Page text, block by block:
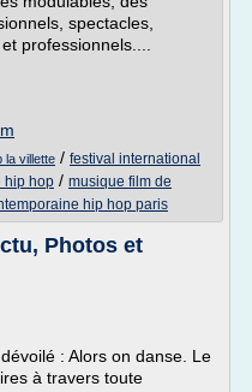
spectacles,
professionnels....
la villette / festival international
hip hop / musique film de
hip hop paris
Photos et
: Alors on danse. Le
à travers toute